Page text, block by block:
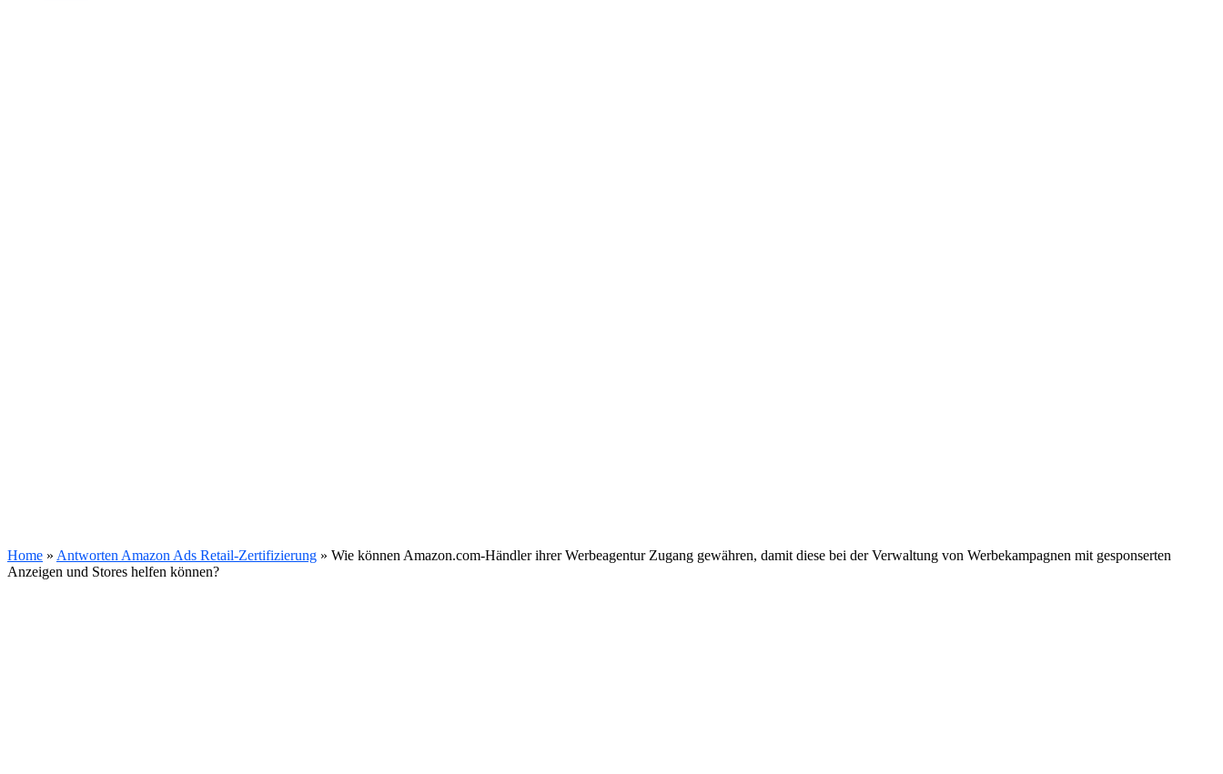
Home » Antworten Amazon Ads Retail-Zertifizierung » Wie können Amazon.com-Händler ihrer Werbeagentur Zugang gewähren, damit diese bei der Verwaltung von Werbekampagnen mit gesponserten
Anzeigen und Stores helfen können?